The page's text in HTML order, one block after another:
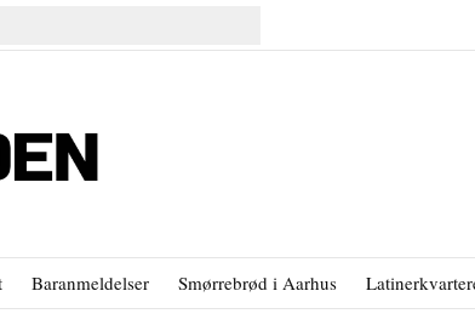
Baranmeldelser Smørrebrød i Aarhus